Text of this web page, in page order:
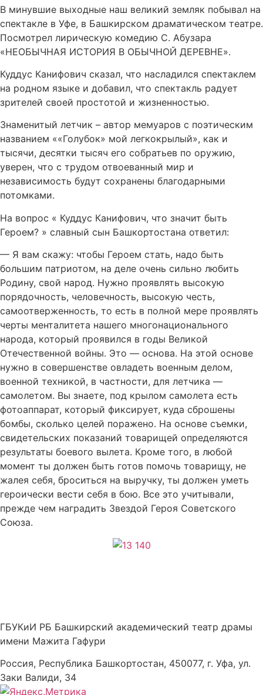
В минувшие выходные наш великий земляк побывал на
спектакле в Уфе, в Башкирском драматическом театре.
Посмотрел лирическую комедию С. Абузара
«НЕОБЫЧНАЯ ИСТОРИЯ В ОБЫЧНОЙ ДЕРЕВНЕ».
Куддус Канифович сказал, что насладился спектаклем
на родном языке и добавил, что спектакль радует
зрителей своей простотой и жизненностью.
Знаменитый летчик – автор мемуаров с поэтическим
названием ««Голубок» мой легкокрылый», как и
тысячи, десятки тысяч его собратьев по оружию,
уверен, что с трудом отвоеванный мир и
независимость будут сохранены благодарными
потомками.
На вопрос « Куддус Канифович, что значит быть
Героем? » славный сын Башкортостана ответил:
— Я вам скажу: чтобы Героем стать, надо быть
большим патриотом, на деле очень сильно любить
Родину, свой народ. Нужно проявлять высокую
порядочность, человечность, высокую честь,
самоотверженность, то есть в полной мере проявлять
черты менталитета нашего многонационального
народа, который проявился в годы Великой
Отечественной войны. Это — основа. На этой основе
нужно в совершенстве овладеть военным делом,
военной техникой, в частности, для летчика —
самолетом. Вы знаете, под крылом самолета есть
фотоаппарат, который фиксирует, куда сброшены
бомбы, сколько целей поражено. На основе съемки,
свидетельских показаний товарищей определяются
результаты боевого вылета. Кроме того, в любой
момент ты должен быть готов помочь товарищу, не
жалея себя, броситься на выручку, ты должен уметь
героически вести себя в бою. Все это учитывали,
прежде чем наградить Звездой Героя Советского
Союза.
ГБУКиИ РБ Башкирский академический театр драмы
имени Мажита Гафури
Россия, Республика Башкортостан, 450077, г. Уфа, ул.
Заки Валиди, 34